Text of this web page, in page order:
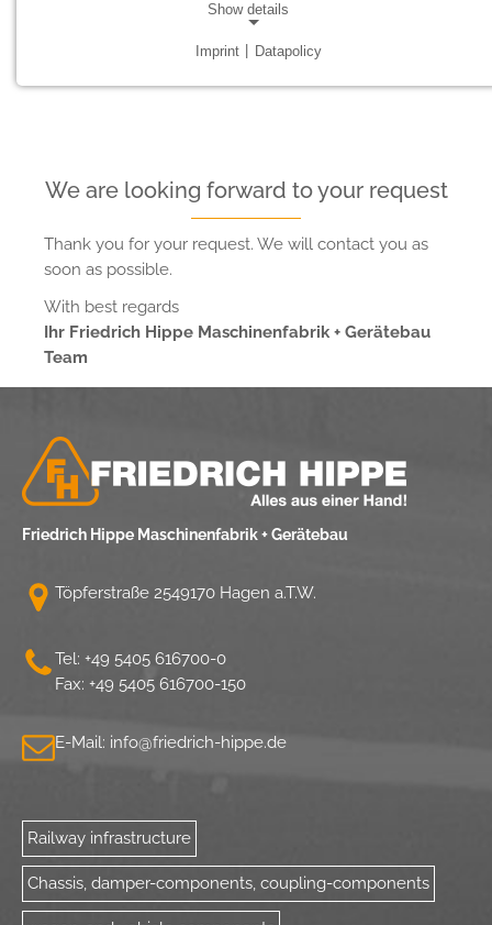
We are looking forward to your request
Thank you for your request. We will contact you as
soon as possible.
With best regards
Ihr Friedrich Hippe Maschinenfabrik + Gerätebau
Team
Friedrich Hippe Maschinenfabrik + Gerätebau
Töpferstraße 2549170 Hagen a.T.W.
Tel: +49 5405 616700-0
Fax: +49 5405 616700-150
E-Mail: info@friedrich-hippe.de
Railway infrastructure
Chassis, damper-components, coupling-components
Show details
Cookie Consent
Name:
cookie_consent
Provider:
friedrich-hippe.de
Purpose:
STATISTIK
unsere Besucher unsere Website nutzen.
_pk_ses.1.ccca
Name:
Provider:
Speichert Informationen, um Erkenntnisse darüber zu
gewinnen, wie der Nutzer die Webseite nutzt.
Cookie duration:
30 Minuten
Imprint Datapolicy